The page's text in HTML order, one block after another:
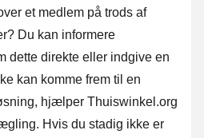
et medlem på trods af
Du kan informere
dette direkte eller indgive en
kan komme frem til en
hjælper Thuiswinkel.org
Hvis du stadig ikke er